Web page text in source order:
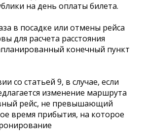
на день оплаты билета.
в посадке или отмены рейса
для расчета расстояния
конечный пункт
со статьей 9, в случае, если
изменение маршрута
рейс, не превышающий
время прибытия, на которое